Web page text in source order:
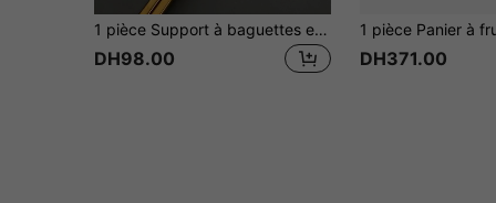
1 pièce Support à baguettes en acier inoxydable, Forme de lune dorée pour le repos des baguettes, Convient pour les hôtels, restaurants et établissements de restauration, Accessoires de vaisselle réutilisables
DH98.00 DH371.00